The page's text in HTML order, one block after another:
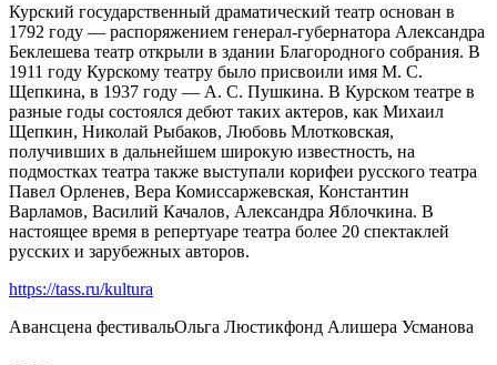
Курский государственный драматический театр основан в
1792 году — распоряжением генерал-губернатора Александра
Беклешева театр открыли в здании Благородного собрания. В
1911 году Курскому театру было присвоили имя М. С.
Щепкина, в 1937 году — А. С. Пушкина. В Курском театре в
разные годы состоялся дебют таких актеров, как Михаил
Щепкин, Николай Рыбаков, Любовь Млотковская,
получивших в дальнейшем широкую известность, на
подмостках театра также выступали корифеи русского театра
Павел Орленев, Вера Комиссаржевская, Константин
Варламов, Василий Качалов, Александра Яблочкина. В
настоящее время в репертуаре театра более 20 спектаклей
русских и зарубежных авторов.
https://tass.ru/kultura
Авансцена фестивальОльга Люстикфонд Алишера Усманова